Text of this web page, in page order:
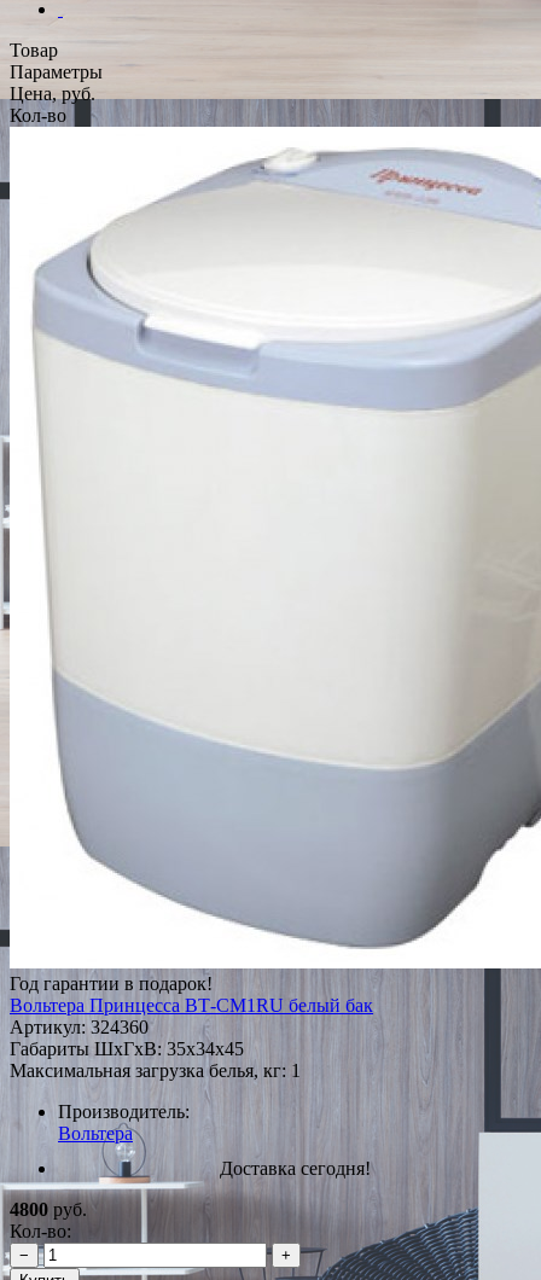
Товар
Параметры
Цена, руб.
Кол-во
Год гарантии в подарок!
Вольтера Принцесса ВТ-СМ1RU белый бак
Артикул: 324360
Габариты ШxГxВ: 35x34x45
Максимальная загрузка белья, кг: 1
Производитель:
Вольтера
Доставка сегодня!
4800 руб.
Кол-во:
−
+